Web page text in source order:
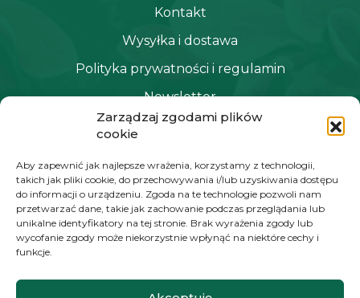
Zarządzaj zgodami plików
cookie
Aby zapewnić jak najlepsze wrażenia, korzystamy z technologii,
takich jak pliki cookie, do przechowywania i/lub uzyskiwania dostępu
do informacji o urządzeniu. Zgoda na te technologie pozwoli nam
przetwarzać dane, takie jak zachowanie podczas przeglądania lub
unikalne identyfikatory na tej stronie. Brak wyrażenia zgody lub
wycofanie zgody może niekorzystnie wpłynąć na niektóre cechy i
funkcje.
Kontakt
Wysyłka i dostawa
Polityka prywatności i regulamin
Newsletter
Moje konto
Koszyk
Moje zamówienia